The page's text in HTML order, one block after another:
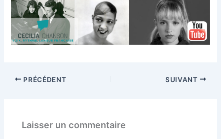
PRÉCÉDENT SUIVANT
Laisser un commentaire